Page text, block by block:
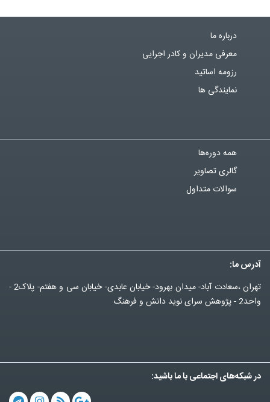
درباره ما
معرفی مدیران و کادر اجرایی
رزومه اساتید
نمایندگی ها
همه دوره‌ها
گالری تصاویر
سوالات متداول
آدرس ما:
تهران ،سعادت آباد- میدان بهرود- خیابان عابدی- خیابان سی و هفتم- پلاک2 -
واحد2 - پژوهش سرای نوید دانش و فرهنگ
در شبکه‌های اجتماعی با ما باشید: